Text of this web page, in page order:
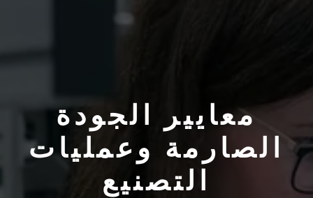
معايير الجودة
الصارمة وعمليات
التصنيع